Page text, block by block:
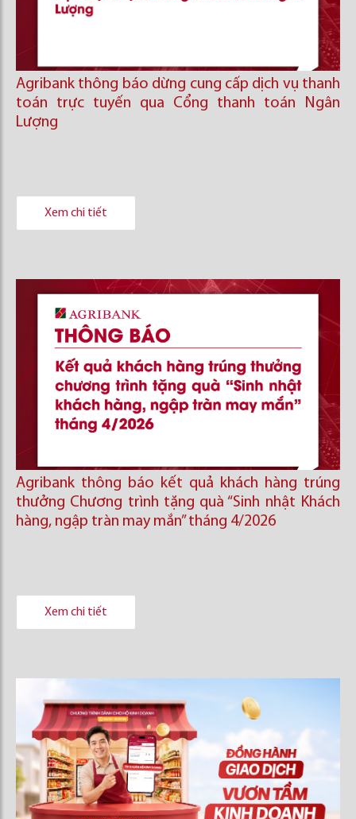
Agribank thông báo dừng cung cấp dịch vụ thanh
toán trực tuyến qua Cổng thanh toán Ngân
Lượng
Xem chi tiết
Agribank thông báo kết quả khách hàng trúng
thưởng Chương trình tặng quà “Sinh nhật Khách
hàng, ngập tràn may mắn” tháng 4/2026
Xem chi tiết